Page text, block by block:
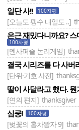
일단 사!! 100자평
[오늘도 펭수 내일도 ..]
은근 재밌다니까요?
100자평
[멘사퍼즐 논리게임]
결국 시리즈를 다 사버
[단위·기호 사전]
딸이 사달라고 했다.
[연의 편지] thanksgiver
심쿵! 100자평
[벚꽃의 홍차왕자 9]